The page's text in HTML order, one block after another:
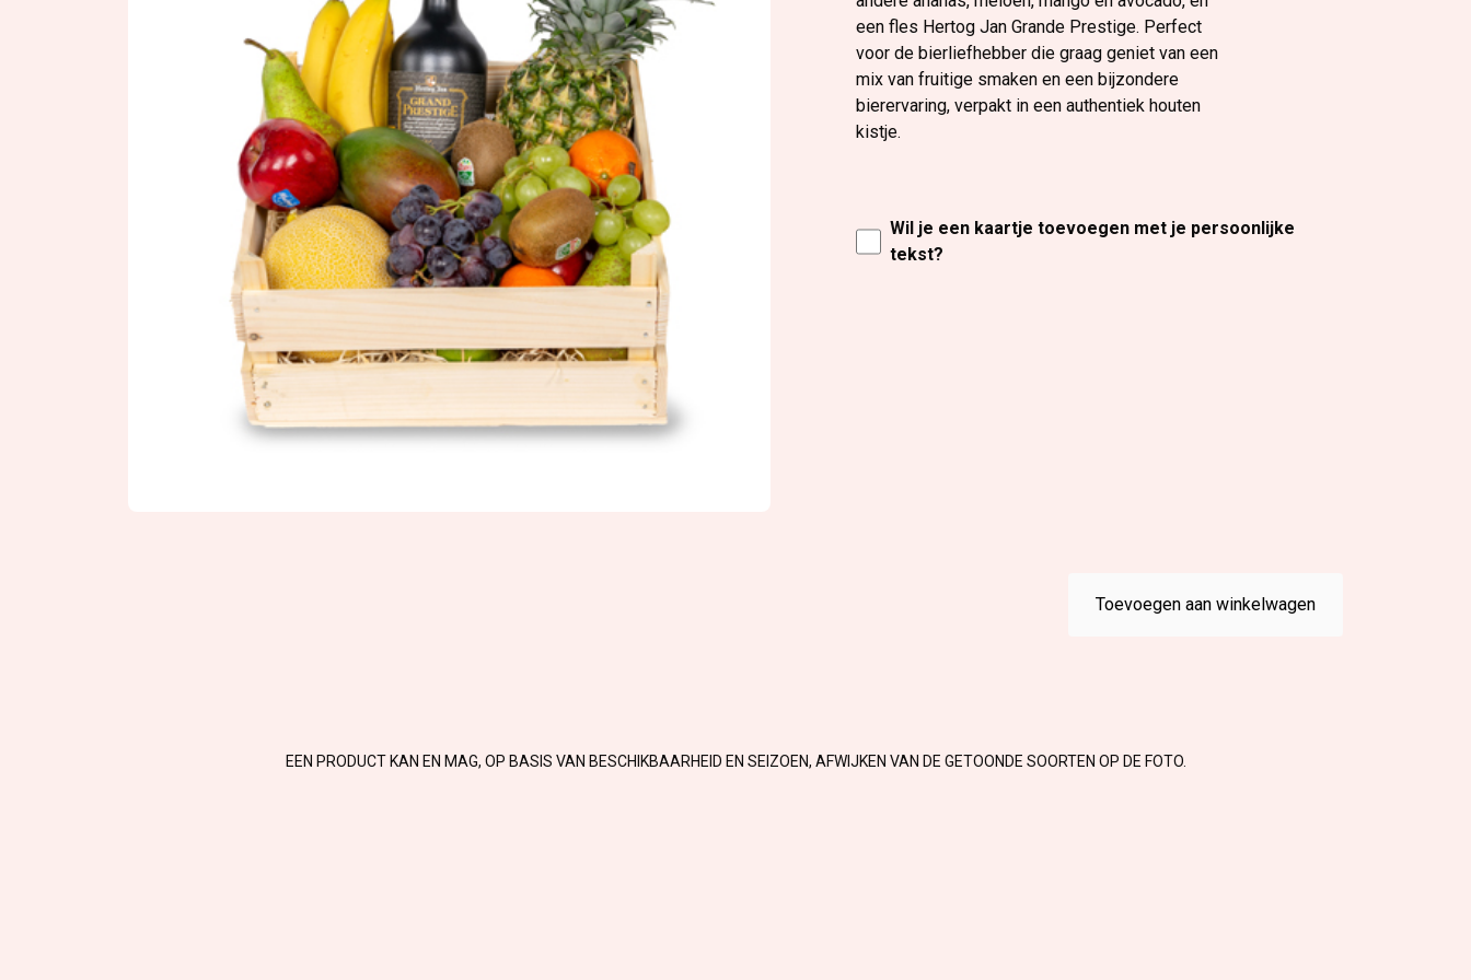
een fles Hertog Jan Grande Prestige. Perfect
voor de bierliefhebber die graag geniet van een
mix van fruitige smaken en een bijzondere
bierervaring, verpakt in een authentiek houten
kistje.
Wil je een kaartje toevoegen met je persoonlijke
tekst?
Toevoegen aan winkelwagen
EEN PRODUCT KAN EN MAG, OP BASIS VAN BESCHIKBAARHEID EN SEIZOEN, AFWIJKEN VAN DE GETOONDE SOORTEN OP DE FOTO.